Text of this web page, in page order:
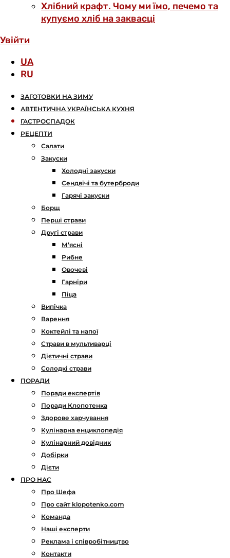
Хлібний крафт. Чому ми їмо, печемо та
купуємо хліб на заквасці
Увійти
UA
RU
ЗАГОТОВКИ НА ЗИМУ
АВТЕНТИЧНА УКРАЇНСЬКА КУХНЯ
ГАСТРОСПАДОК
РЕЦЕПТИ
Салати
Закуски
Холодні закуски
Сендвічі та бутерброди
Гарячі закуски
Борщ
Перші страви
Другі страви
М’ясні
Рибне
Овочеві
Гарніри
Піца
Випічка
Варення
Коктейлі та напої
Страви в мультиварці
Дієтичні страви
Солодкі страви
ПОРАДИ
Поради експертів
Поради Клопотенка
Здорове харчування
Кулінарна енциклопедія
Кулінарний довідник
Добірки
Дієти
ПРО НАС
Про Шефа
Про сайт klopotenko.com
Команда
Наші експерти
Реклама і співробітництво
Контакти